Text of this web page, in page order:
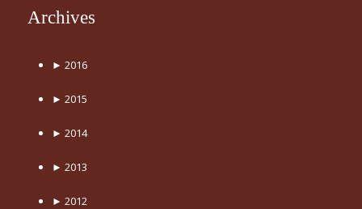
Archives
► 2016
► 2015
► 2014
► 2013
► 2012